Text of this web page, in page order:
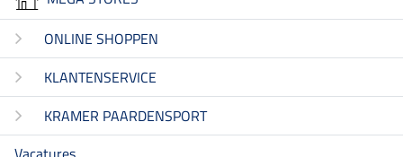
ONLINE SHOPPEN
KLANTENSERVICE
KRAMER PAARDENSPORT